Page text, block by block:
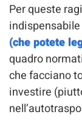
Per queste
(che potete
quadro
che facciano
investire